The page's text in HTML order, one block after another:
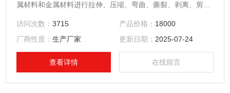
属材料和金属材料进行拉伸、压缩、弯曲、撕裂、剥离、剪
控制系统及计算机客户端操作软件等部分构成。
访问次数：3715 产品价格： 18000
厂商性质：生产厂家 更新日期： 2025-07-24
查看详情 在线留言